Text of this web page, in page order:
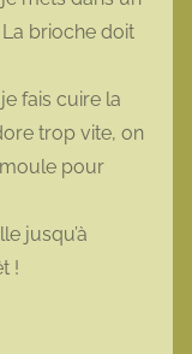
brioche doit
fais cuire la
trop vite, on
pour
jusqu’à
!